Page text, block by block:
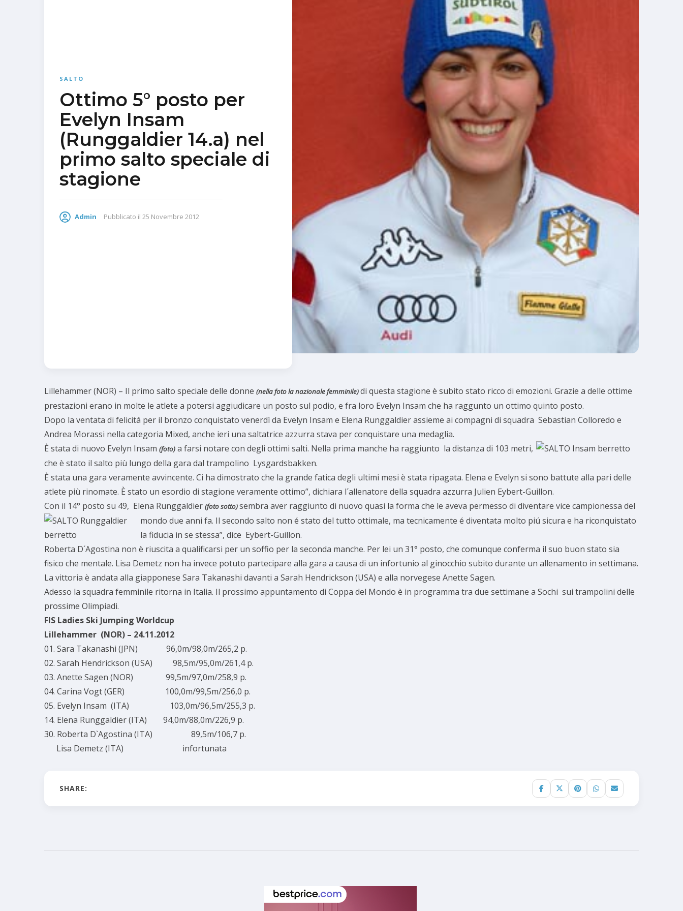
SALTO
Ottimo 5° posto per
Evelyn Insam
(Runggaldier 14.a) nel
primo salto speciale di
stagione
Admin Pubblicato il 25 Novembre 2012
Lillehammer (NOR) – Il primo salto speciale delle donne (nella foto la nazionale femminile)di questa stagione è subito stato ricco di emozioni. Grazie a delle ottime
prestazioni erano in molte le atlete a potersi aggiudicare un posto sul podio, e fra loro Evelyn Insam che ha raggunto un ottimo quinto posto.
Dopo la ventata di felicitá per il bronzo conquistato venerdì da Evelyn Insam e Elena Runggaldier assieme ai compagni di squadra Sebastian Colloredo e
Andrea Morassi nella categoria Mixed, anche ieri una saltatrice azzurra stava per conquistare una medaglia.
È stata di nuovo Evelyn Insam (foto) a farsi notare con degli ottimi salti. Nella prima manche ha raggiunto la distanza di 103 metri,
che è stato il salto più lungo della gara dal trampolino Lysgardsbakken.
È stata una gara veramente avvincente. Ci ha dimostrato che la grande fatica degli ultimi mesi è stata ripagata. Elena e Evelyn si sono battute alla pari delle
atlete più rinomate. È stato un esordio di stagione veramente ottimo”, dichiara l´allenatore della squadra azzurra Julien Eybert-Guillon.
Con il 14° posto su 49, Elena Runggaldier (foto sotto)sembra aver raggiunto di nuovo quasi la forma che le aveva permesso di diventare vice campionessa del
mondo due anni fa. Il secondo salto non é stato del tutto ottimale, ma tecnicamente é diventata molto piú sicura e ha riconquistato
la fiducia in se stessa”, dice Eybert-Guillon.
Roberta D´Agostina non è riuscita a qualificarsi per un soffio per la seconda manche. Per lei un 31° posto, che comunque conferma il suo buon stato sia
fisico che mentale. Lisa Demetz non ha invece potuto partecipare alla gara a causa di un infortunio al ginocchio subito durante un allenamento in settimana.
La vittoria è andata alla giapponese Sara Takanashi davanti a Sarah Hendrickson (USA) e alla norvegese Anette Sagen.
Adesso la squadra femminile ritorna in Italia. Il prossimo appuntamento di Coppa del Mondo è in programma tra due settimane a Sochi sui trampolini delle
prossime Olimpiadi.
FIS Ladies Ski Jumping Worldcup
Lillehammer (NOR) – 24.11.2012
01. Sara Takanashi (JPN) 96,0m/98,0m/265,2 p.
02. Sarah Hendrickson (USA) 98,5m/95,0m/261,4 p.
03. Anette Sagen (NOR) 99,5m/97,0m/258,9 p.
04. Carina Vogt (GER) 100,0m/99,5m/256,0 p.
05. Evelyn Insam (ITA) 103,0m/96,5m/255,3 p.
14. Elena Runggaldier (ITA) 94,0m/88,0m/226,9 p.
30. Roberta D`Agostina (ITA) 89,5m/106,7 p.
Lisa Demetz (ITA) infortunata
SHARE: